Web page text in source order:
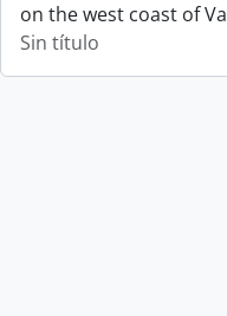
on the west coast of
Sin título